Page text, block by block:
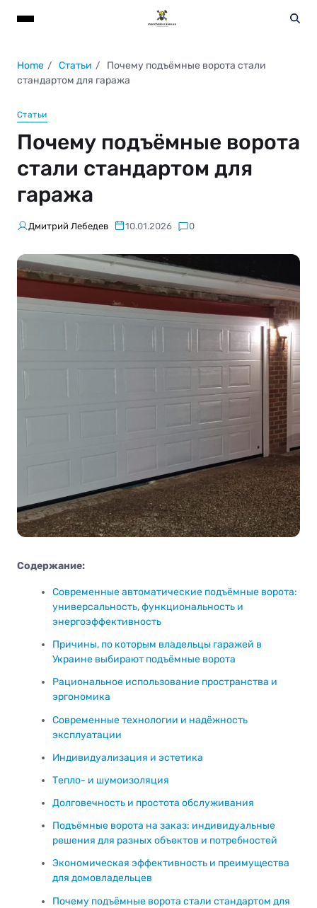
Home Статьи
Почему подъёмные ворота стали
стандартом для гаража
Статьи
Почему подъёмные ворота
стали стандартом для
гаража
Дмитрий Лебедев 10.01.2026 0
Содержание:
Современные автоматические подъёмные ворота:
универсальность, функциональность и
энергоэффективность
Причины, по которым владельцы гаражей в
Украине выбирают подъёмные ворота
Рациональное использование пространства и
эргономика
Современные технологии и надёжность
эксплуатации
Индивидуализация и эстетика
Тепло- и шумоизоляция
Долговечность и простота обслуживания
Подъёмные ворота на заказ: индивидуальные
решения для разных объектов и потребностей
Экономическая эффективность и преимущества
для домовладельцев
Почему подъёмные ворота стали стандартом для